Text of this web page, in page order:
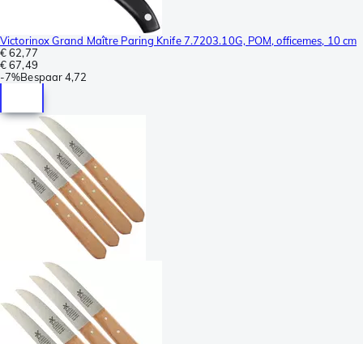
Victorinox Grand Maître Paring Knife 7.7203.10G, POM, officemes, 10 cm
€ 62,77
€ 67,49
-7%Bespaar4,72